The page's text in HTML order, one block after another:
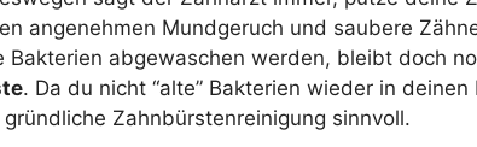
angenehmen Mundgeruch und saubere
Bakterien abgewaschen werden, bleibt doch
. Da du nicht “alte” Bakterien wieder in
Zahnbürstenreinigung sinnvoll.